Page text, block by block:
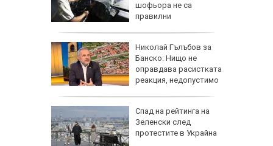
шофьора не са
правилни
Николай Гълъбов за
Банско: Нищо не
оправдава расистката
реакция, недопустимо
Спад на рейтинга на
Зеленски след
протестите в Украйна